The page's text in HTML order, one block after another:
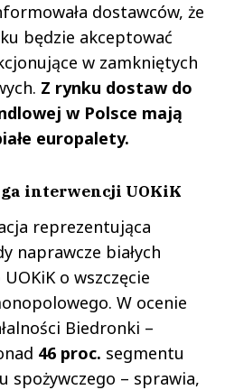
dostawców, że
będzie akceptować
w zamkniętych
Z rynku dostaw do
w Polsce mają
europalety.
interwencji UOKiK
reprezentująca
naprawcze białych
o wszczęcie
W ocenie
Biedronki –
46 proc. segmentu
spożywczego – sprawia,